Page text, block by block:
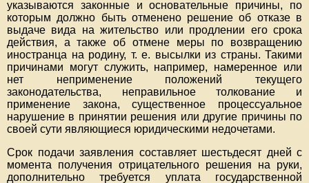
указываются законные и основательные причины, по
которым должно быть отменено решение об отказе в
выдаче вида на жительство или продлении его срока
действия, а также об отмене меры по возвращению
иностранца на родину, т. е. высылки из страны. Такими
причинами могут служить, например, намеренное или
нет неприменение положений текущего
законодательства, неправильное толкование и
применение закона, существенное процессуальное
нарушение в принятии решения или другие причины по
своей сути являющиеся юридическими недочетами.
Срок подачи заявления составляет шестьдесят дней с
момента получения отрицательного решения на руки,
дополнительно требуется уплата государственной